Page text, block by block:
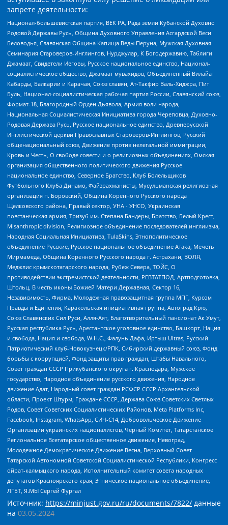
запрете деятельности:
Национал-большевистская партия, ВЕК РА, Рада земли Кубанской Духовно
Родовой Державы Русь, Община Духовного Управления Асгардской Веси
Беловодья, Славянская Община Капища Веды Перуна, Мужская Духовная
Семинария Староверов-Инглингов, Нурджулар, К Богодержавию, Таблиги
Джамаат, Свидетели Иеговы, Русское национальное единство, Национал-
социалистическое общество, Джамаат мувахидов, Объединенный Вилайат
Кабарды, Балкарии и Карачая, Союз славян, Ат-Такфир Валь-Хиджра, Пит
Буль, Национал-социалистическая рабочая партия России, Славянский союз,
Формат-18, Благородный Орден Дьявола, Армия воли народа,
Национальная Социалистическая Инициатива города Череповца, Духовно-
Родовая Держава Русь, Русское национальное единство, Древнерусской
Инглистической церкви Православных Староверов-Инглингов, Русский
общенациональный союз, Движение против нелегальной иммиграции,
Кровь и Честь, О свободе совести и о религиозных объединениях, Омская
организация общественного политического движения Русское
национальное единство, Северное Братство, Клуб Болельщиков
Футбольного Клуба Динамо, Файзрахманисты, Мусульманская религиозная
организация п. Боровский, Община Коренного Русского народа
Щелковского района, Правый сектор, УНА - УНСО, Украинская
повстанческая армия, Тризуб им. Степана Бандеры, Братство, Белый Крест,
Misanthropic division, Религиозное объединение последователей инглиизма,
Народная Социальная Инициатива, TulaSkins, Этнополитическое
объединение Русские, Русское национальное объединение Атака, Мечеть
Мирмамеда, Община Коренного Русского народа г. Астрахани, ВОЛЯ,
Меджлис крымскотатарского народа, Рубеж Севера, ТОЙС, О
противодействии экстремистской деятельности, РЕВТАТПОД, Артподготовка,
Штольц, В честь иконы Божией Матери Державная, Сектор 16,
Независимость, Фирма, Молодежная правозащитная группа МПГ, Курсом
Правды и Единения, Каракольская инициативная группа, Автоград Крю,
Союз Славянских Сил Руси, Алля-Аят, Благотворительный пансионат Ак Умут,
Русская республика Русь, Арестантское уголовное единство, Башкорт, Нация
и свобода, Нация и свобода, W.H.С., Фалунь Дафа, Иртыш Ultras, Русский
Патриотический клуб-Новокузнецк/РПК, Сибирский державный союз, Фонд
борьбы с коррупцией, Фонд защиты прав граждан, Штабы Навального,
Совет граждан СССР Прикубанского округа г. Краснодара, Мужское
государство, Народное объединение русского движения, Народное
движение Адат, Народный совет граждан РСФСР СССР Архангельской
области, Проект Штурм, Граждане СССР, Держава Союз Советских Светлых
Родов, Совет Советских Социалистических Районов, Meta Platforms Inc,
Facebook, Instagram, WhatsApp, СИЧ-С14, Добровольческое Движение
Организации украинских националистов, Черный Комитет, Татарстанское
Региональное Всетатарское общественное движение, Невоград,
Молодежное Демократическое Движение Весна, Верховный Совет
Татарской Автономной Советской Социалистической Республики, Конгресс
ойрат-калмыцкого народа, Исполнительный комитет совета народных
депутатов Красноярского края, Этническое национальное объединение,
ЛГБТ, Я.МЫ Сергей Фургал
Источник: https://minjust.gov.ru/ru/documents/7822/ данные
на 03.05.2024